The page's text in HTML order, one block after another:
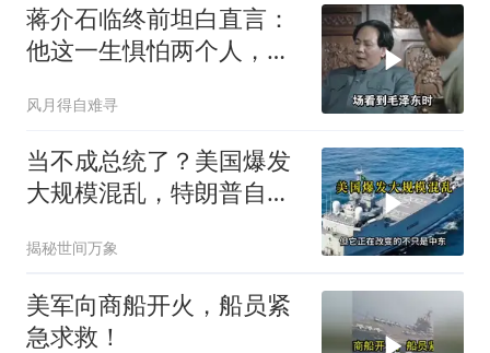
蒋介石临终前坦白直言：
他这一生惧怕两个人，却
风月得自难寻
当不成总统了？美国爆发
大规模混乱，特朗普自家
揭秘世间万象
美军向商船开火，船员紧
急求救！